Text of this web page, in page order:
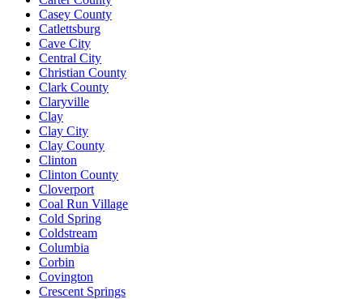
Casey County
Catlettsburg
Cave City
Central City
Christian County
Clark County
Claryville
Clay
Clay City
Clay County
Clinton
Clinton County
Cloverport
Coal Run Village
Cold Spring
Coldstream
Columbia
Corbin
Covington
Crescent Springs